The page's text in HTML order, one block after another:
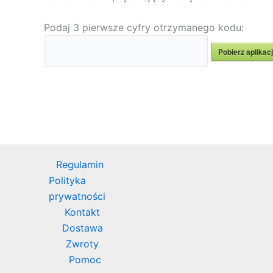
Podaj 3 pierwsze cyfry otrzymanego kodu:
Pobierz
Regulamin
Polityka
prywatności
Kontakt
Dostawa
Zwroty
Pomoc